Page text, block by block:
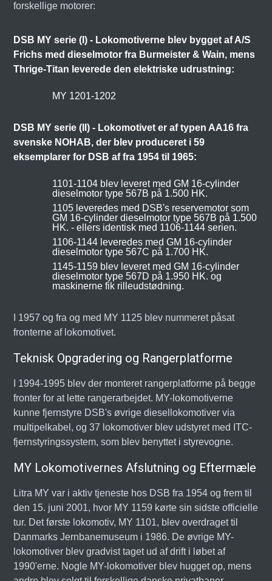
forskellige motorer:
DSB MY serie (I) - Lokomotiverne blev bygget af A/S
Frichs med dieselmotor fra Burmeister & Wain, mens
Thrige-Titan leverede den elektriske udrustning:
MY 1201-1202
DSB MY serie (II) - Lokomotivet er af typen AA16 fra
svenske NOHAB, der blev produceret i 59
eksemplarer for DSB af fra 1954 til 1965:
1101-1104 blev leveret med GM 16-cylinder
dieselmotor type 567B på 1.500 HK.
1105 leveredes med DSB's reservemotor som
GM 16-cylinder dieselmotor type 567B på 1.500
HK. - ellers identisk med 1106-1144 serien.
1106-1144 leveredes med GM 16-cylinder
dieselmotor type 567C på 1.700 HK.
1145-1159 blev leveret med GM 16-cylinder
dieselmotor type 567D på 1.950 HK. og
maskinerne fik rilleudstødning.
I 1957 og fra og med MY 1125 blev nummeret påsat
fronterne af lokomotivet.
Teknisk Opgradering og Rangerplatforme
I 1994-1995 blev der monteret rangerplatforme på begge
fronter for at lette rangerarbejdet. MY-lokomotiverne
kunne fjernstyre DSB's øvrige diesellokomotiver via
multipelkabel, og 37 lokomotiver blev udstyret med ITC-
fjernstyringssystem, som blev benyttet i styrevogne.
MY Lokomotivernes Afslutning og Eftermæle
Litra MY var i aktiv tjeneste hos DSB fra 1954 og frem til
den 15. juni 2001, hvor MY 1159 kørte sin sidste officielle
tur. Det første lokomotiv, MY 1101, blev overdraget til
Danmarks Jernbanemuseum i 1986. De øvrige MY-
lokomotiver blev gradvist taget ud af drift i løbet af
1990'erne. Nogle MY-lokomotiver blev hugget op, mens